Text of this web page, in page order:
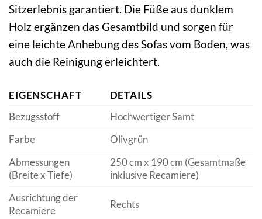
Sitzerlebnis garantiert. Die Füße aus dunklem
Holz ergänzen das Gesamtbild und sorgen für
eine leichte Anhebung des Sofas vom Boden, was
auch die Reinigung erleichtert.
EIGENSCHAFT
DETAILS
Bezugsstoff
Hochwertiger Samt
Farbe
Olivgrün
Abmessungen
(Breite x Tiefe)
250 cm x 190 cm (Gesamtmaße
inklusive Recamiere)
Ausrichtung der
Recamiere
Rechts